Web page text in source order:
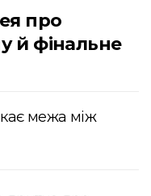
про
й фінальне
межа між